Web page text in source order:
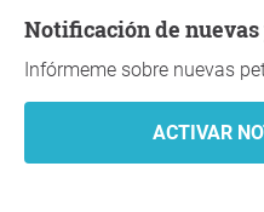
Notificación de
Infórmeme sobre nuevas